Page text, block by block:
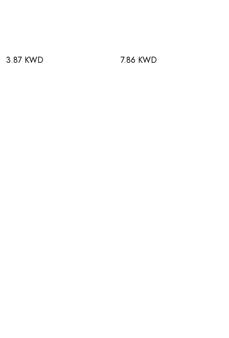
3.87 KWD 7.86 KWD